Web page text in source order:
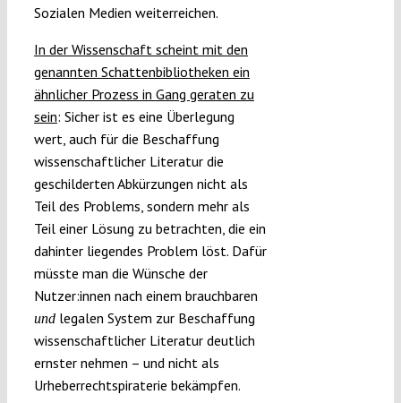
Sozialen Medien weiterreichen.
In der Wissenschaft scheint mit den
genannten Schattenbibliotheken ein
ähnlicher Prozess in Gang geraten zu
sein: Sicher ist es eine Überlegung
wert, auch für die Beschaffung
wissenschaftlicher Literatur die
geschilderten Abkürzungen nicht als
Teil des Problems, sondern mehr als
Teil einer Lösung zu betrachten, die ein
dahinter liegendes Problem löst. Dafür
müsste man die Wünsche der
Nutzer:innen nach einem brauchbaren
undlegalen System zur Beschaffung
wissenschaftlicher Literatur deutlich
ernster nehmen – und nicht als
Urheberrechtspiraterie bekämpfen.